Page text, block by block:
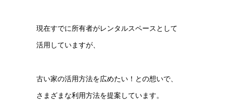
現在すでに所有者がレンタルスペースとして
活用していますが、
古い家の活用方法を広めたい！との想いで、
さまざまな利用方法を提案しています。